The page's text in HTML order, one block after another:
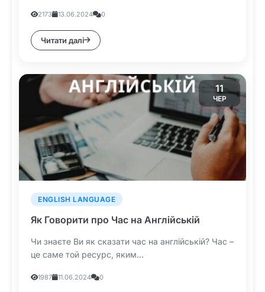
2173 13.06.2024 0
Читати далі
11
ЧЕР
ENGLISH LANGUAGE
Як Говорити про Час на Англійській
Чи знаєте Ви як сказати час на англійській? Час –
це саме той ресурс, яким...
1987 11.06.2024 0